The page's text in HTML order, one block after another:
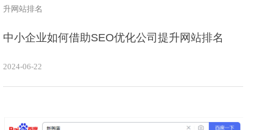
升网站排名
中小企业如何借助SEO优化公司提升网站排名
2024-06-22